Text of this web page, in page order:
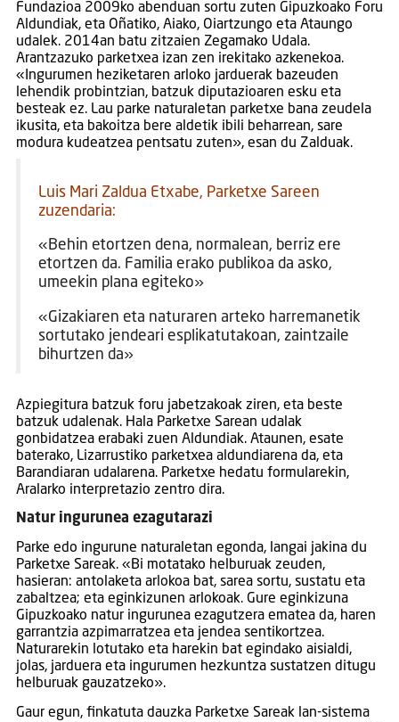
Fundazioa 2009ko abenduan sortu zuten Gipuzkoako Foru
Aldundiak, eta Oñatiko, Aiako, Oiartzungo eta Ataungo
udalek. 2014an batu zitzaien Zegamako Udala.
Arantzazuko parketxea izan zen irekitako azkenekoa.
«Ingurumen heziketaren arloko jarduerak bazeuden
lehendik probintzian, batzuk diputazioaren esku eta
besteak ez. Lau parke naturaletan parketxe bana zeudela
ikusita, eta bakoitza bere aldetik ibili beharrean, sare
modura kudeatzea pentsatu zuten», esan du Zalduak.
Luis Mari Zaldua Etxabe, Parketxe Sareen
zuzendaria:
«Behin etortzen dena, normalean, berriz ere
etortzen da. Familia erako publikoa da asko,
umeekin plana egiteko»
«Gizakiaren eta naturaren arteko harremanetik
sortutako jendeari esplikatutakoan, zaintzaile
bihurtzen da»
Azpiegitura batzuk foru jabetzakoak ziren, eta beste
batzuk udalenak. Hala Parketxe Sarean udalak
gonbidatzea erabaki zuen Aldundiak. Ataunen, esate
baterako, Lizarrustiko parketxea aldundiarena da, eta
Barandiaran udalarena. Parketxe hedatu formularekin,
Aralarko interpretazio zentro dira.
Natur ingurunea ezagutarazi
Parke edo ingurune naturaletan egonda, langai jakina du
Parketxe Sareak. «Bi motatako helburuak zeuden,
hasieran: antolaketa arlokoa bat, sarea sortu, sustatu eta
zabaltzea; eta eginkizunen arlokoak. Gure eginkizuna
Gipuzkoako natur ingurunea ezagutzera ematea da, haren
garrantzia azpimarratzea eta jendea sentikortzea.
Naturarekin lotutako eta harekin bat egindako aisialdi,
jolas, jarduera eta ingurumen hezkuntza sustatzen ditugu
helburuak gauzatzeko».
Gaur egun, finkatuta dauzka Parketxe Sareak lan-sistema